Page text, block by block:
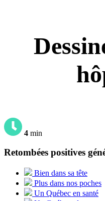
4 min
Retombées positives
Bien dans sa tête
Plus dans nos poches
Un Québec en santé